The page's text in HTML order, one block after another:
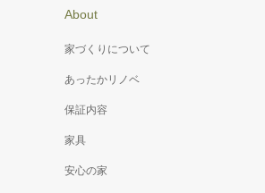
About
家づくりについて
あったかリノベ
保証内容
家具
安心の家